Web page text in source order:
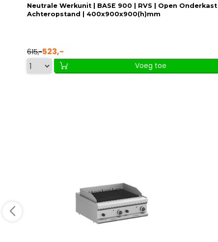
Neutrale Werkunit | BASE 900 | RVS | Open Onderkast |
Achteropstand | 400x900x900(h)mm
615,-523,-
Voeg toe